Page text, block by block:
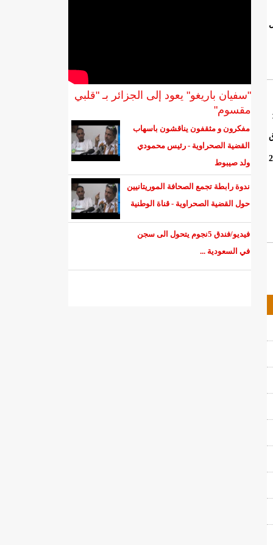
"سفيان باريغو" يعود إلى الجزائر بـ "قلبي
مقسوم"
مفكرون و مثقفون يناقشون باسهاب
القضية الصحراوية - رئيس محمودي
ولد صيبوط
ندوة رابطة تجمع الصحافة الموريتانيين
حول القضية الصحراوية - قناة الوطنية
فيديو/فندق 5نجوم يتحول الى سجن
في السعودية ...
الأحد المقبل، الموافق 20